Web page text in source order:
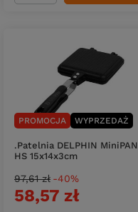
PROMOCJA WYPRZEDAŻ
.Patelnia DELPHIN MiniPAN
HS 15x14x3cm
58,57 zł
97,61 zł -40%